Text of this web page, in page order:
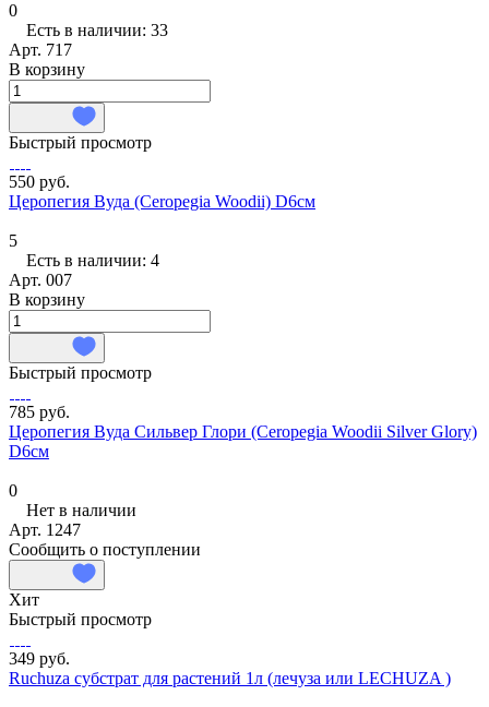
0
Есть в наличии: 33
Арт. 717
В корзину
Быстрый просмотр
550 руб.
Церопегия Вуда (Ceropegia Woodii) D6см
5
Есть в наличии: 4
Арт. 007
В корзину
Быстрый просмотр
785 руб.
Церопегия Вуда Сильвер Глори (Ceropegia Woodii Silver Glory)
D6см
0
Нет в наличии
Арт. 1247
Сообщить о поступлении
Хит
Быстрый просмотр
349 руб.
Ruchuza субстрат для растений 1л (лечуза или LECHUZA )